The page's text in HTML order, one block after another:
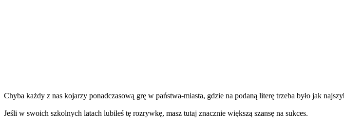
Chyba każdy z nas kojarzy ponadczasową grę w państwa-miasta, gdzie na podaną literę trzeba było jak
Jeśli w swoich szkolnych latach lubiłeś tę rozrywkę, masz tutaj znacznie większą szansę na sukces.